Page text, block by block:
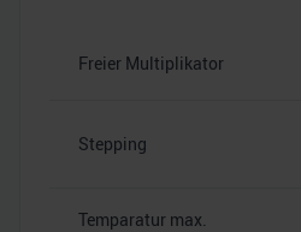
Freier Multiplikator
Stepping
Temparatur max.